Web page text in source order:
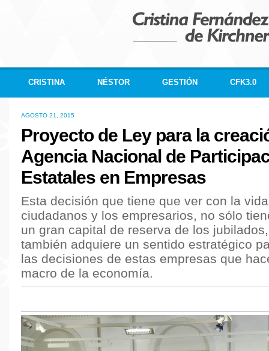
CRISTINA NÉSTOR GESTIÓN CFK3.0
AGOSTO 21, 2015
Proyecto de Ley para la
Agencia Nacional de
Estatales en Empresas
Esta decisión que tiene que ver con la
ciudadanos y los empresarios, no sólo
un gran capital de reserva de los
también adquiere un sentido estratégico
las decisiones de estas empresas que
macro de la economía.